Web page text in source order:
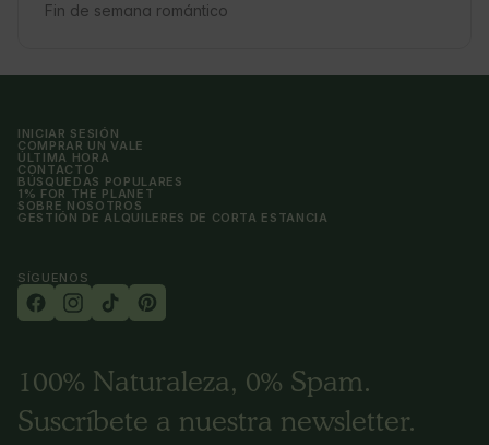
Fin de semana romántico
INICIAR SESIÓN
COMPRAR UN VALE
ÚLTIMA HORA
CONTACTO
BÚSQUEDAS POPULARES
1% FOR THE PLANET
SOBRE NOSOTROS
GESTIÓN DE ALQUILERES DE CORTA ESTANCIA
SÍGUENOS
100% Naturaleza, 0% Spam.
Suscríbete a nuestra newsletter.